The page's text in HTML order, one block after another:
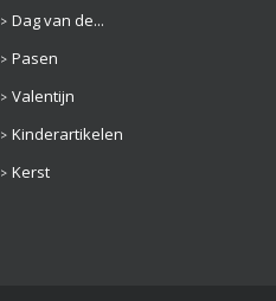
Dag van de...
Pasen
Valentijn
Kinderartikelen
Kerst